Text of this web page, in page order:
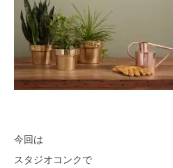
今回は
スタジオコンクで